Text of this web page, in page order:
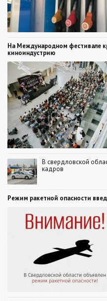
На Международном фестивале
киноиндустрию
В свердловской
кадров
Режим ракетной опасности